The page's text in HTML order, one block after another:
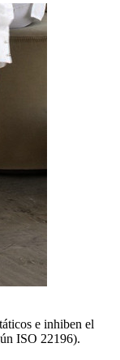
e inhiben el
ISO 22196).